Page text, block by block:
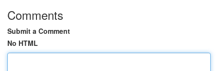
Comments
Submit a Comment
No HTML